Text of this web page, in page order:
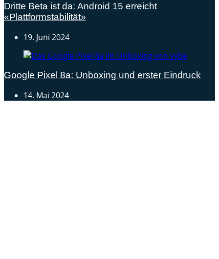
Dritte Beta ist da: Android 15 erreicht
«Plattformstabilität»
19. Juni 2024
Google Pixel 8a: Unboxing und erster Eindruck
14. Mai 2024